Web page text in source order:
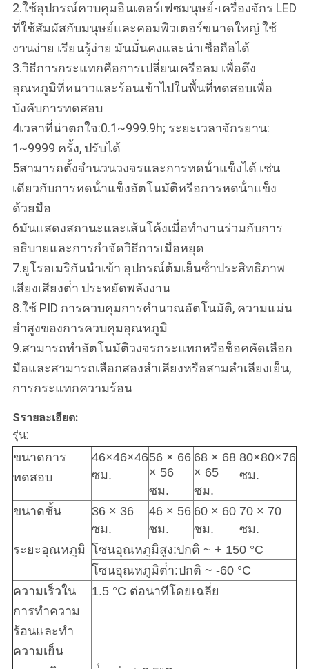
2.ใช้อุปกรณ์ควบคุมอินเตอร์เฟซมนุษย์-เครื่องจักร LED
ที่ใช้สัมผัสกับมนุษย์และคอมพิวเตอร์ขนาดใหญ่ ใช้
งานง่าย เรียนรู้ง่าย มันมั่นคงและน่าเชื่อถือได้
3.วิธีการกระแทกคือการเปลี่ยนเครือลม เพื่อดึง
อุณหภูมิที่หนาวและร้อนเข้าไปในพื้นที่ทดสอบเพื่อ
บังคับการทดสอบ
4เวลาที่น่าตกใจ:0.1~999.9h; ระยะเวลาจักรยาน:
1~9999 ครั้ง, ปรับได้
5สามารถตั้งจํานวนวงจรและการหดน้ําแข็งได้ เช่น
เดียวกับการหดน้ําแข็งอัตโนมัติหรือการหดน้ําแข็ง
ด้วยมือ
6มันแสดงสถานะและเส้นโค้งเมื่อทํางานร่วมกับการ
อธิบายและการกําจัดวิธีการเมื่อหยุด
7.ยูโรอเมริกันนําเข้า อุปกรณ์ต้มเย็นซ้ําประสิทธิภาพ
เสียงเสียงต่ํา ประหยัดพลังงาน
8.ใช้ PID การควบคุมการคํานวณอัตโนมัติ, ความแม่น
ยําสูงของการควบคุมอุณหภูมิ
9.สามารถทําอัตโนมัติวงจรกระแทกหรือช็อคคัดเลือก
มือและสามารถเลือกสองลําเลียงหรือสามลําเลียงเย็น,
การกระแทกความร้อน
Sรายละเอียด:
รุ่น:
ขนาดการ
ทดสอบ
46×46×46
ซม.
56 × 66
× 56
ซม.
68 × 68
× 65
ซม.
80×80×76
ซม.
ขนาดชั้น
36 × 36
ซม.
46 × 56
ซม.
60 × 60
ซม.
70 × 70
ซม.
ระยะอุณหภูมิ โซนอุณหภูมิสูง:ปกติ ~ + 150 °C
โซนอุณหภูมิต่ํา:ปกติ ~ -60 °C
ความเร็วใน
การทําความ
ร้อนและทํา
ความเย็น
1.5 °C ต่อนาทีโดยเฉลี่ย